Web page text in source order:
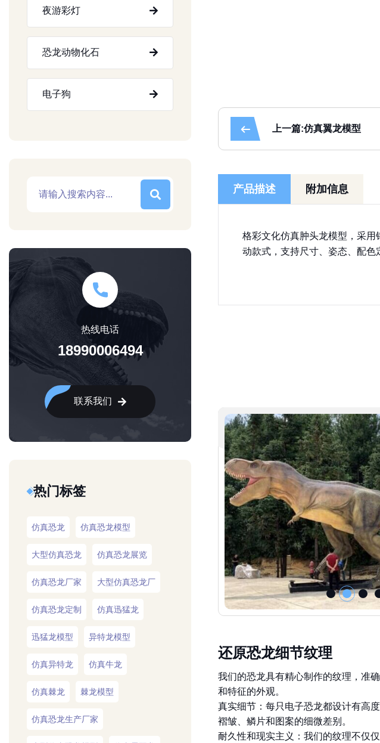
上一篇:仿真翼龙模型
产品描述 附加信息
格彩文化仿真肿头龙模型，采
动款式，支持尺寸、姿态、配色
还原恐龙细节纹理
我们的恐龙具有精心制作的纹理，准
和特征的外观。
真实细节：每只电子恐龙都设计有高
褶皱、鳞片和图案的细微差别。
耐久性和现实主义：我们的纹理不仅
夜游彩灯
恐龙动物化石
电子狗
热线电话
18990006494
联系我们
热门标签
仿真恐龙 仿真恐龙模型
大型仿真恐龙 仿真恐龙展览
仿真恐龙厂家 大型仿真恐龙厂
仿真恐龙定制 仿真迅猛龙
迅猛龙模型 异特龙模型
仿真异特龙 仿真牛龙
仿真棘龙 棘龙模型
仿真恐龙生产厂家